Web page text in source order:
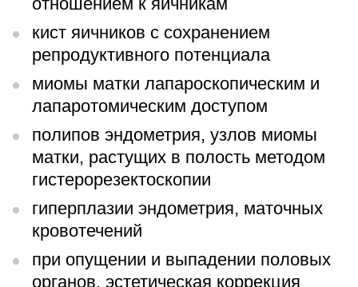
кист яичников с сохранением
репродуктивного потенциала
миомы матки лапароскопическим и
лапаротомическим доступом
полипов эндометрия, узлов миомы
матки, растущих в полость методом
гистерорезектоскопии
гиперплазии эндометрия, маточных
кровотечений
при опущении и выпадении половых
органов, эстетическая коррекция